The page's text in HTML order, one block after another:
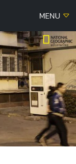
MENU